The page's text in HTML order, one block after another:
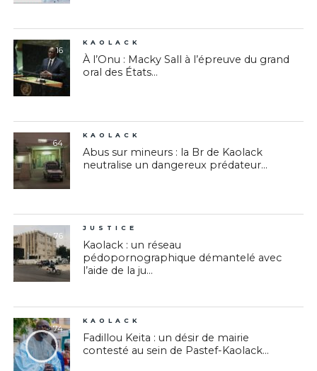
16
KAOLACK
À l’Onu : Macky Sall à l’épreuve du grand
oral des États...
64
KAOLACK
Abus sur mineurs : la Br de Kaolack
neutralise un dangereux prédateur...
76
JUSTICE
Kaolack : un réseau
pédopornographique démantelé avec
l’aide de la ju...
74
KAOLACK
Fadillou Keita : un désir de mairie
contesté au sein de Pastef-Kaolack...